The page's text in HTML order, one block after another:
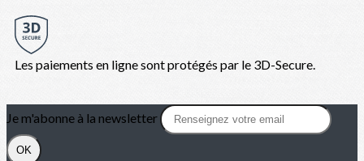
Les paiements en ligne sont protégés par le 3D-Secure.
Je m'abonne à la newsletter
OK